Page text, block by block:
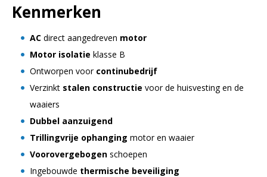
Kenmerken
AC direct aangedreven motor
Motor isolatie klasse B
Ontworpen voor continubedrijf
Verzinkt stalen constructie voor de huisvesting en de
waaiers
Dubbel aanzuigend
Trillingvrije ophanging motor en waaier
Voorovergebogen schoepen
Ingebouwde thermische beveiliging